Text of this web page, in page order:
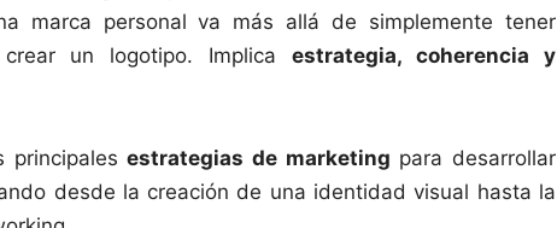
marca personal va más allá de simplemente tener
un logotipo. Implicaestrategia, coherencia y
principalesestrategias de marketing para desarrollar
desde la creación de una identidad visual hasta la